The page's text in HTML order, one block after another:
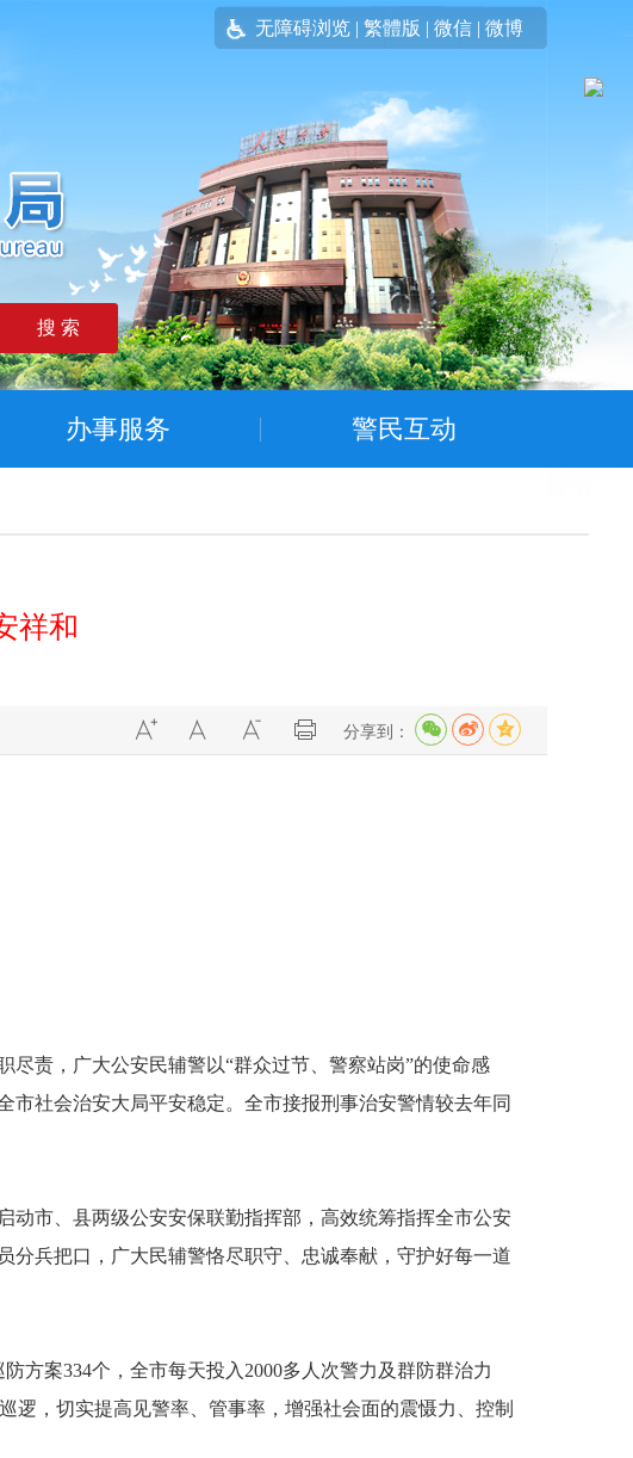
无障碍浏览 | 繁體版 | 微信 | 微博
搜 索
办事服务 警民互动
祥和
分享到：
责，广大公安民辅警以“群众过节、警察站岗”的使命感
社会治安大局平安稳定。全市接报刑事治安警情较去年同
市、县两级公安安保联勤指挥部，高效统筹指挥全市公安
分兵把口，广大民辅警恪尽职守、忠诚奉献，守护好每一道
案334个，全市每天投入2000多人次警力及群防群治力
，切实提高见警率、管事率，增强社会面的震慑力、控制